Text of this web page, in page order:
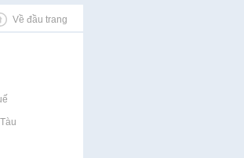
Về đầu trang